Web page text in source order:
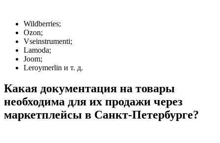
Wildberries;
Ozon;
Vseinstrumenti;
Lamoda;
Joom;
Leroymerlin и т. д.
Какая документация на товары
необходима для их продажи через
маркетплейсы в Санкт-Петербурге?